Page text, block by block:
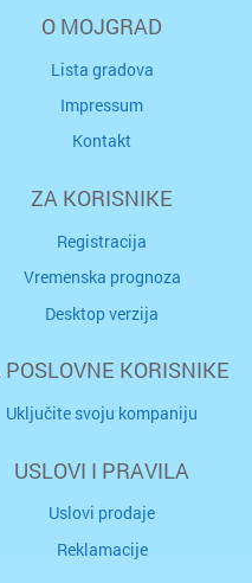
O MOJGRAD
Lista gradova
Impressum
Kontakt
ZA KORISNIKE
Registracija
Vremenska prognoza
Desktop verzija
POSLOVNE KORISNIKE
Uključite svoju kompaniju
USLOVI I PRAVILA
Uslovi prodaje
Reklamacije